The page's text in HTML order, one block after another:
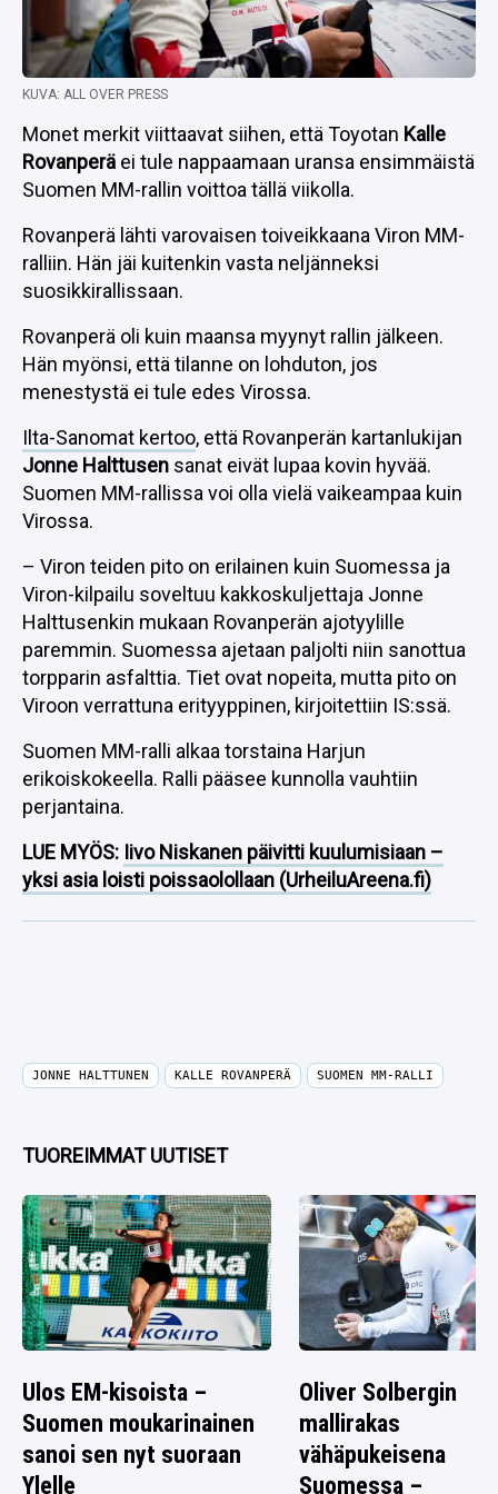
KUVA: ALL OVER PRESS
Monet merkit viittaavat siihen, että Toyotan Kalle
Rovanperä ei tule nappaamaan uransa ensimmäistä
Suomen MM-rallin voittoa tällä viikolla.
Rovanperä lähti varovaisen toiveikkaana Viron MM-
ralliin. Hän jäi kuitenkin vasta neljänneksi
suosikkirallissaan.
Rovanperä oli kuin maansa myynyt rallin jälkeen.
Hän myönsi, että tilanne on lohduton, jos
menestystä ei tule edes Virossa.
Ilta-Sanomat kertoo, että Rovanperän kartanlukijan
Jonne Halttusen sanat eivät lupaa kovin hyvää.
Suomen MM-rallissa voi olla vielä vaikeampaa kuin
Virossa.
– Viron teiden pito on erilainen kuin Suomessa ja
Viron-kilpailu soveltuu kakkoskuljettaja Jonne
Halttusenkin mukaan Rovanperän ajotyylille
paremmin. Suomessa ajetaan paljolti niin sanottua
torpparin asfalttia. Tiet ovat nopeita, mutta pito on
Viroon verrattuna erityyppinen, kirjoitettiin IS:ssä.
Suomen MM-ralli alkaa torstaina Harjun
erikoiskokeella. Ralli pääsee kunnolla vauhtiin
perjantaina.
LUE MYÖS: Iivo Niskanen päivitti kuulumisiaan –
yksi asia loisti poissaolollaan (UrheiluAreena.fi)
JONNE HALTTUNEN KALLE ROVANPERÄ SUOMEN MM-RALLI
TUOREIMMAT UUTISET
Ulos EM-kisoista –
Suomen moukarinainen
sanoi sen nyt suoraan
Ylelle
Oliver Solbergin
mallirakas
vähäpukeisena
Suomessa –